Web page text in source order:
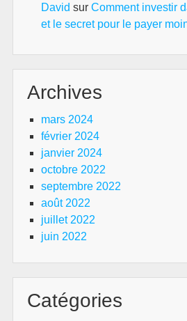
David sur Comment investir
et le secret pour le payer
Archives
mars 2024
février 2024
janvier 2024
octobre 2022
septembre 2022
août 2022
juillet 2022
juin 2022
Catégories